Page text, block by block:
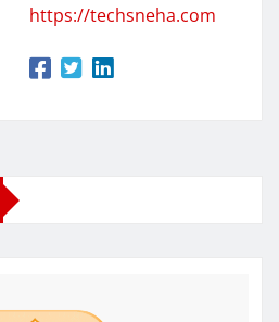
https://techsneha.com